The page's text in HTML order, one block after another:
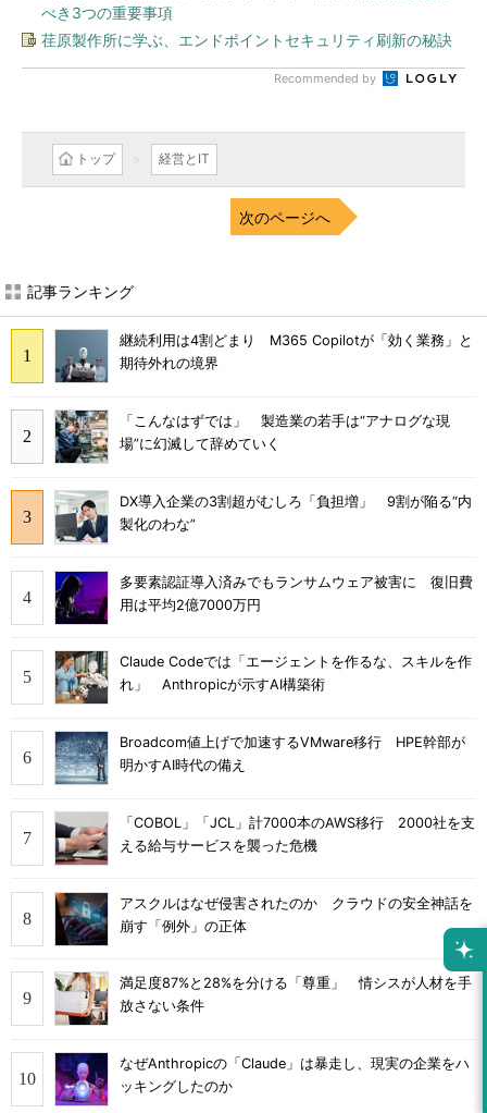
べき3つの重要事項
荏原製作所に学ぶ、エンドポイントセキュリティ刷新の秘訣
Recommended by
トップ 経営とIT
次のページへ
記事ランキング
継続利用は4割どまり M365 Copilotが「効く業務」と
期待外れの境界
「こんなはずでは」 製造業の若手は“アナログな現
場”に幻滅して辞めていく
DX導入企業の3割超がむしろ「負担増」 9割が陥る“内
製化のわな”
多要素認証導入済みでもランサムウェア被害に 復旧費
用は平均2億7000万円
Claude Codeでは「エージェントを作るな、スキルを作
れ」 Anthropicが示すAI構築術
Broadcom値上げで加速するVMware移行 HPE幹部が
明かすAI時代の備え
「COBOL」「JCL」計7000本のAWS移行 2000社を支
える給与サービスを襲った危機
アスクルはなぜ侵害されたのか クラウドの安全神話を
崩す「例外」の正体
満足度87%と28%を分ける「尊重」 情シスが人材を手
放さない条件
なぜAnthropicの「Claude」は暴走し、現実の企業をハ
ッキングしたのか